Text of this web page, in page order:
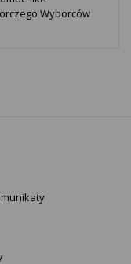
Wyborców